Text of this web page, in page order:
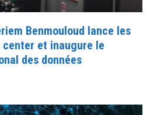
Benmouloud lance les
et inaugure le
des données